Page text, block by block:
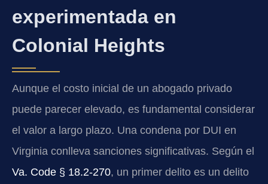
experimentada en
Colonial Heights
Aunque el costo inicial de un abogado privado
puede parecer elevado, es fundamental considerar
el valor a largo plazo. Una condena por DUI en
Virginia conlleva sanciones significativas. Según el
Va. Code § 18.2-270, un primer delito es un delito